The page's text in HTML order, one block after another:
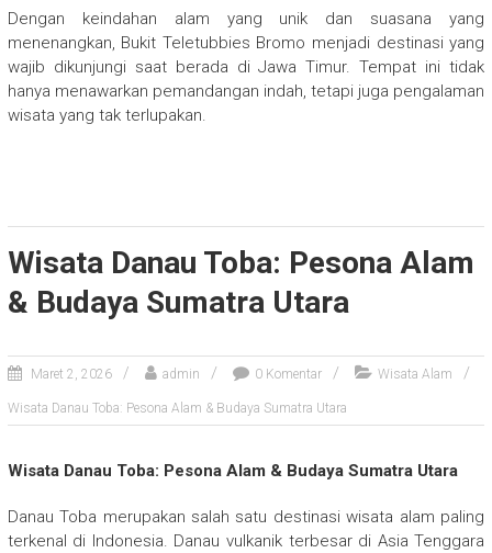
Dengan keindahan alam yang unik dan suasana yang
menenangkan, Bukit Teletubbies Bromo menjadi destinasi yang
wajib dikunjungi saat berada di Jawa Timur. Tempat ini tidak
hanya menawarkan pemandangan indah, tetapi juga pengalaman
wisata yang tak terlupakan.
Wisata Danau Toba: Pesona Alam
& Budaya Sumatra Utara
Maret 2, 2026 admin 0 Komentar Wisata Alam
Wisata Danau Toba: Pesona Alam & Budaya Sumatra Utara
Wisata Danau Toba: Pesona Alam & Budaya Sumatra Utara
Danau Toba merupakan salah satu destinasi wisata alam paling
terkenal di Indonesia. Danau vulkanik terbesar di Asia Tenggara